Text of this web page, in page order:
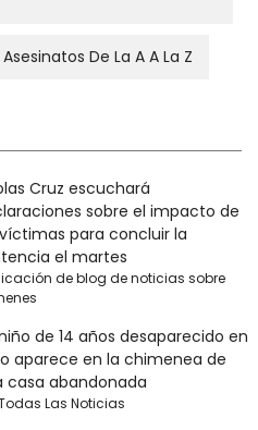
De La A A La Z
Cruz escuchará
sobre el impacto de
para concluir la
el martes
de blog de noticias sobre
de 14 años desaparecido en
aparece en la chimenea de
casa abandonada
Las Noticias